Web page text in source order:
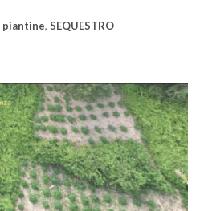
piantine, SEQUESTRO